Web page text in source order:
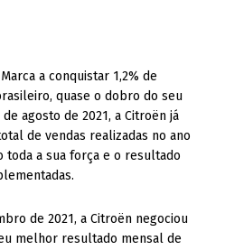
a conquistar 1,2% de
quase o dobro do seu
agosto de 2021, a Citroën já
de vendas realizadas no ano
toda a sua força e o resultado
de 2021, a Citroën negociou
melhor resultado mensal de